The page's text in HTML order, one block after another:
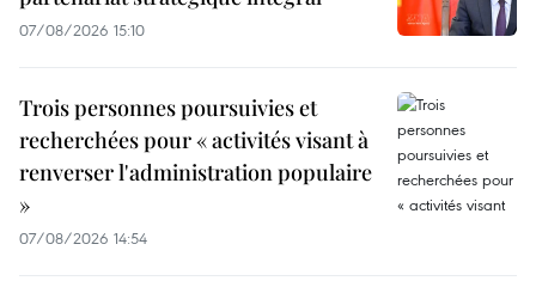
07/08/2026 15:10
Trois personnes poursuivies et
recherchées pour « activités visant à
renverser l'administration populaire
»
07/08/2026 14:54